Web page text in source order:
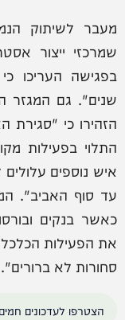
מעבר לשיתוק
שמרכזי ייצור
בפגישה העריכו
שנים". גם המגזר
התלוי בפעילות
איש נוספים
עד סוף האביב".
כאשר בנקים
את הפעילות
סחורות לא ברורים".
הצטרפו לעדכונים